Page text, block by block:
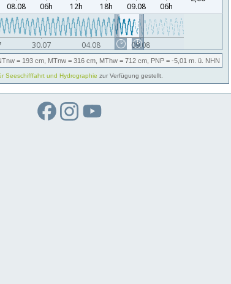
= 193 cm, MTnw = 316 cm, MThw = 712 cm, PNP = -5,01 m. ü. NHN
Seeschifffahrt und Hydrographie zur Verfügung gestellt.